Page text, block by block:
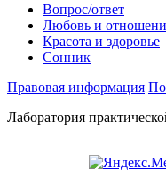
Вопрос/ответ
Любовь и
Красота и здоровье
Сонник
Правовая информация
Лаборатория